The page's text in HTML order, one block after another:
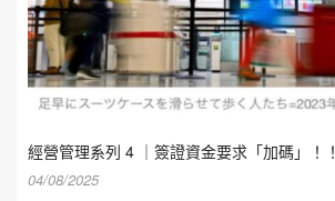
經營管理系列 4 ｜簽證資金要求「加碼」！！
04/08/2025